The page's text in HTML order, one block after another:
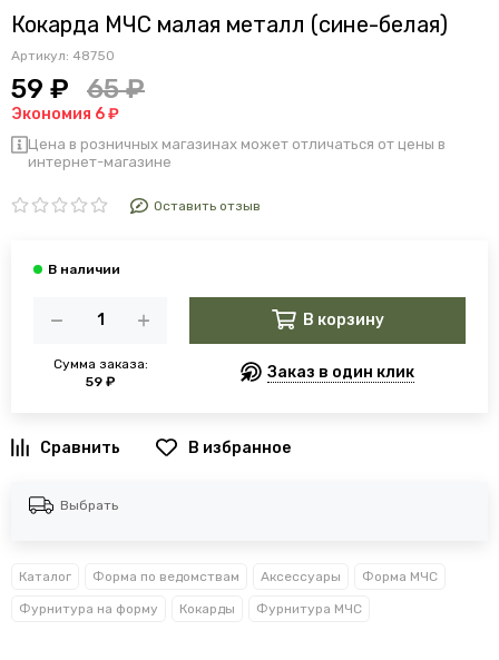
Кокарда МЧС малая металл (сине-белая)
Артикул: 48750
59 ₽ 65 ₽
Экономия 6 ₽
Цена в розничных магазинах может отличаться от цены в
интернет-магазине
Оставить отзыв
Сумма заказа:
59 ₽
В корзину
Заказ в один клик
В избранное
Выбрать
Каталог Форма по ведомствам Аксессуары Форма МЧС
Фурнитура на форму Кокарды Фурнитура МЧС